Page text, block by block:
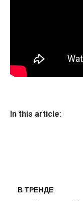
In this article:
В ТРЕНДЕ